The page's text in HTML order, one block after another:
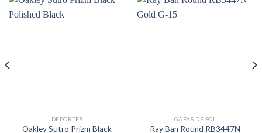
DEPORTES
Oakley Sutro Prizm Black
GAFAS DE SOL
Ray Ban Round RB3447N